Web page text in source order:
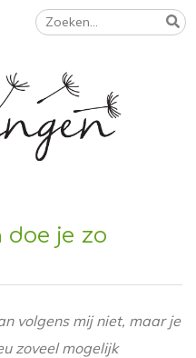
Zoeken
naar:
doe je zo
volgens mij niet, maar je
zoveel mogelijk